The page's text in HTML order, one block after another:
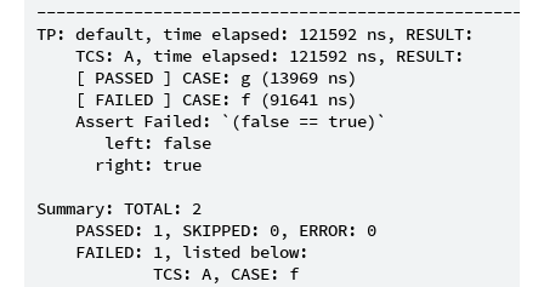
TP: default, time elapsed: 121592 ns, RESULT:
    TCS: A, time elapsed: 121592 ns, RESULT:
    [ PASSED ] CASE: g (13969 ns)
    [ FAILED ] CASE: f (91641 ns)
    Assert Failed: `(false == true)`
       left: false
      right: true
Summary: TOTAL: 2
    PASSED: 1, SKIPPED: 0, ERROR: 0
    FAILED: 1, listed below:
            TCS: A, CASE: f